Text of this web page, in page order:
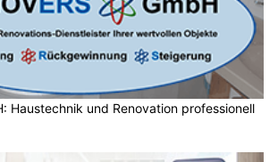
Haustechnik und Renovation professionell